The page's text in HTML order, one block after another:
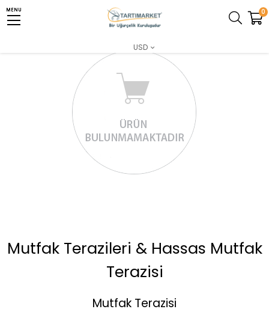
MENU
MENU
USD
0
Mutfak Terazileri & Hassas Mutfak
Terazisi
Mutfak Terazisi